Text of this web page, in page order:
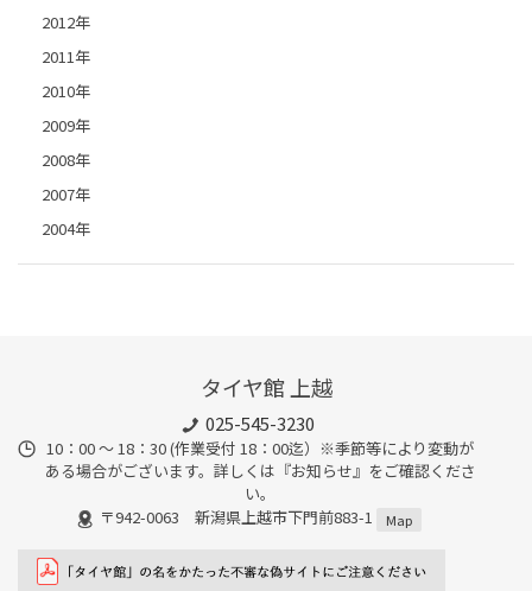
2012年
2011年
2010年
2009年
2008年
2007年
2004年
タイヤ館 上越
025-545-3230
10：00 ～ 18：30 (作業受付 18：00迄）※季節等により変動が
ある場合がございます。詳しくは『お知らせ』をご確認くださ
い。
〒942-0063 新潟県上越市下門前883-1
Map